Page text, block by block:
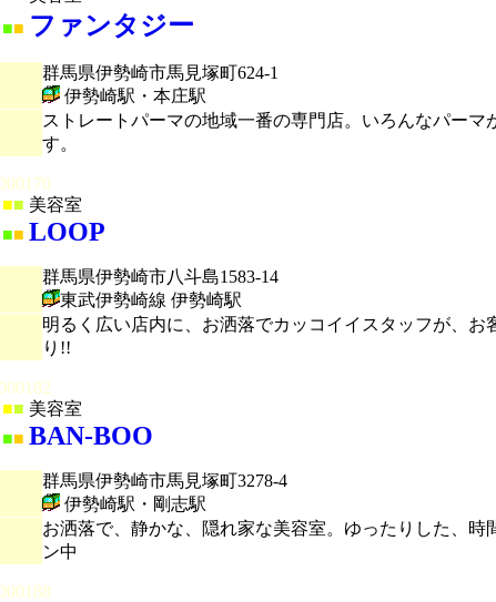
■■ ファンタジー
群馬県伊勢崎市馬見塚町624-1
伊勢崎駅・本庄駅
ストレートパーマの地域一番の専門店。いろんなパー
す。
■ 美容室
■■ LOOP
群馬県伊勢崎市八斗島1583-14
東武伊勢崎線 伊勢崎駅
明るく広い店内に、お洒落でカッコイイスタッフが、
り!!
■ 美容室
■■ BAN-BOO
群馬県伊勢崎市馬見塚町3278-4
伊勢崎駅・剛志駅
お洒落で、静かな、隠れ家な美容室。ゆったりした、
ン中